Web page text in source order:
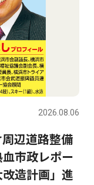
2026.08.06
辺道路整備
市政レポー
造計画」進